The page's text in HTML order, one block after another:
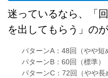
迷っているなら、「
を出してもらう」の
パターンA：48回（やや短
パターンB：60回（標準）
パターンC：72回（やや長